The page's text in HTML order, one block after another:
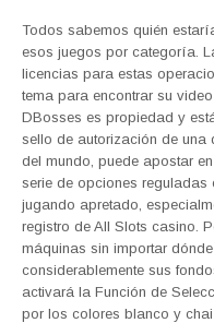
Todos sabemos quién
esos juegos por categoría.
licencias para estas
tema para encontrar su
DBosses es propiedad y
sello de autorización de
del mundo, puede apostar
serie de opciones reguladas
jugando apretado,
registro de All Slots casino.
máquinas sin importar
considerablemente sus
activará la Función de
por los colores blanco y